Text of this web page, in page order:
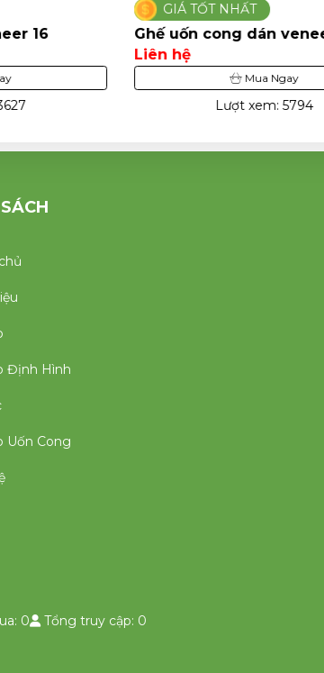
16
GIÁ TỐT NHẤT
Ghế uốn cong dán
Liên hệ
Mua Ngay
Lượt xem: 5794
Định Hình
Uốn Cong
0 Tổng truy cập: 0